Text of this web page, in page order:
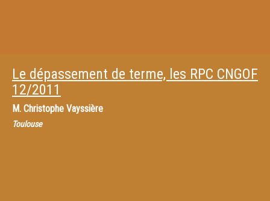
Le dépassement de terme, les RPC CNGOF
12/2011
M. Christophe Vayssière
Toulouse